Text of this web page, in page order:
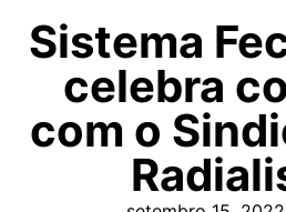
Sistema
celebra
com o